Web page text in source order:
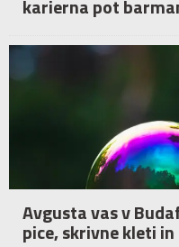
karierna pot
Avgusta vas v
pice, skrivne kleti